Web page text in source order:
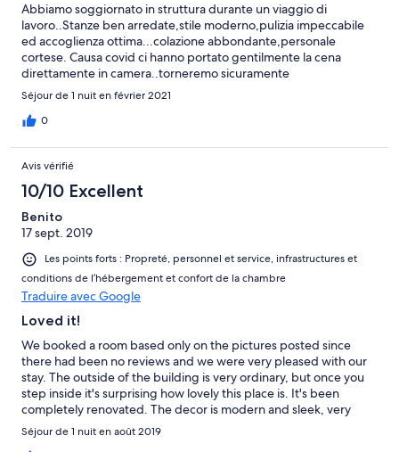
Abbiamo soggiornato in struttura durante un viaggio di
lavoro..Stanze ben arredate,stile moderno,pulizia impeccabile
ed accoglienza ottima...colazione abbondante,personale
cortese. Causa covid ci hanno portato gentilmente la cena
direttamente in camera..torneremo sicuramente
Séjour de 1 nuit en février 2021
0
Avis vérifié
10/10 Excellent
Benito
17 sept. 2019
Les points forts : Propreté, personnel et service, infrastructures et
conditions de l’hébergement et confort de la chambre
Traduire avec Google
Loved it!
We booked a room based only on the pictures posted since
there had been no reviews and we were very pleased with our
stay. The outside of the building is very ordinary, but once you
step inside it's surprising how lovely this place is. It's been
completely renovated. The decor is modern and sleek, very
comfortable and spacious room. The best part was the
bathroom! During our 3 weeks in Italy, we stayed at several B &
Séjour de 1 nuit en août 2019